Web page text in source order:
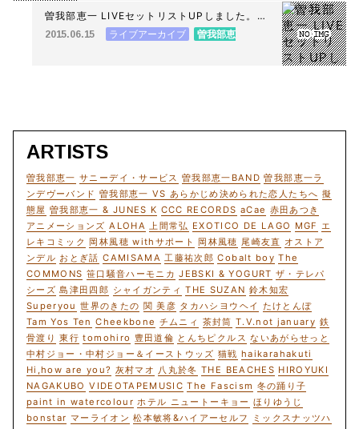
曽我部恵一 LIVEセットリストUPしました。
6/14＜曽我部恵一 ソロライブ「愛のような」
2015.06.15 ライブアーカイブ
曽我部恵
ARTISTS
曽我部恵一 サニーデイ・サービス 曽我部恵一BAND 曽我部恵一ラ
ンデヴーバンド 曽我部恵一 VS あらかじめ決められた恋人たちへ 擬
態屋 曽我部恵一 & JUNES K CCC RECORDS aCae 赤田あつき
アニメーションズ ALOHA 上間常弘 EXOTICO DE LAGO MGF エ
レキコミック 岡林風穂 withサポート 岡林風穂 尾崎友直 オストア
ンデル おとぎ話 CAMISAMA 工藤祐次郎 Cobalt boy The
COMMONS 笹口騒音ハーモニカ JEBSKI & YOGURT ザ・テレパ
シーズ 島津田四郎 シャイガンティ THE SUZAN 鈴木知宏
Superyou 世界のきたの 関 美彦 タカハシヨウヘイ たけとんぼ
Tam Yos Ten Cheekbone チムニィ 茶封筒 T.V.not january 鉄
骨渡り 東行 tomohiro 豊田道倫 とんちピクルス ないあがらせっと
中村ジョー・中村ジョー＆イーストウッズ 猫戦 haikarahakuti
Hi,how are you? 灰村マオ 八丸於冬 THE BEACHES HIROYUKI
NAGAKUBO VIDEOTAPEMUSIC The Fascism 冬の踊り子
paint in watercolour ホテル ニュートーキョー ほりゆうじ
bonstar マーライオン 松本敏将&ハイアーセルフ
ミックスナッツハ